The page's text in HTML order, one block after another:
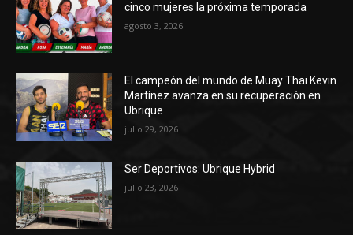
cinco mujeres la próxima temporada
agosto 3, 2026
El campeón del mundo de Muay Thai Kevin
Martínez avanza en su recuperación en
Ubrique
julio 29, 2026
Ser Deportivos: Ubrique Hybrid
julio 23, 2026